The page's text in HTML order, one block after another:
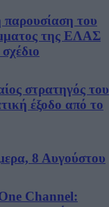
παρουσίαση του
της ΕΛΑΣ
στρατηγός του
έξοδο από το
8 Αυγούστου
Channel: